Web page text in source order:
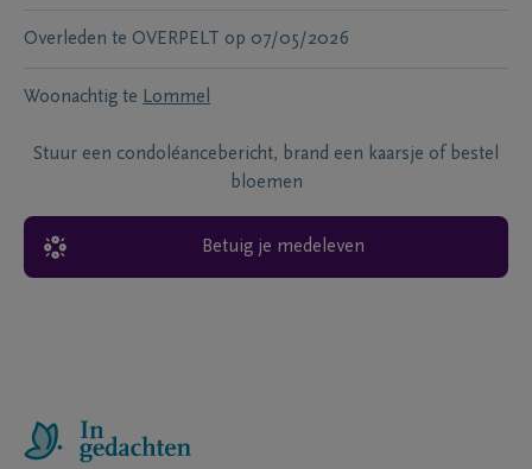
Overleden te OVERPELT op 07/05/2026
Woonachtig te Lommel
Stuur een condoléancebericht, brand een kaarsje of bestel
bloemen
Betuig je medeleven